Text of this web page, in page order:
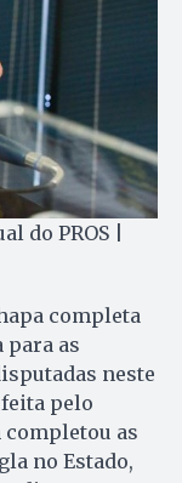
do PROS |
completa
para as
neste
pelo
completou as
no Estado,